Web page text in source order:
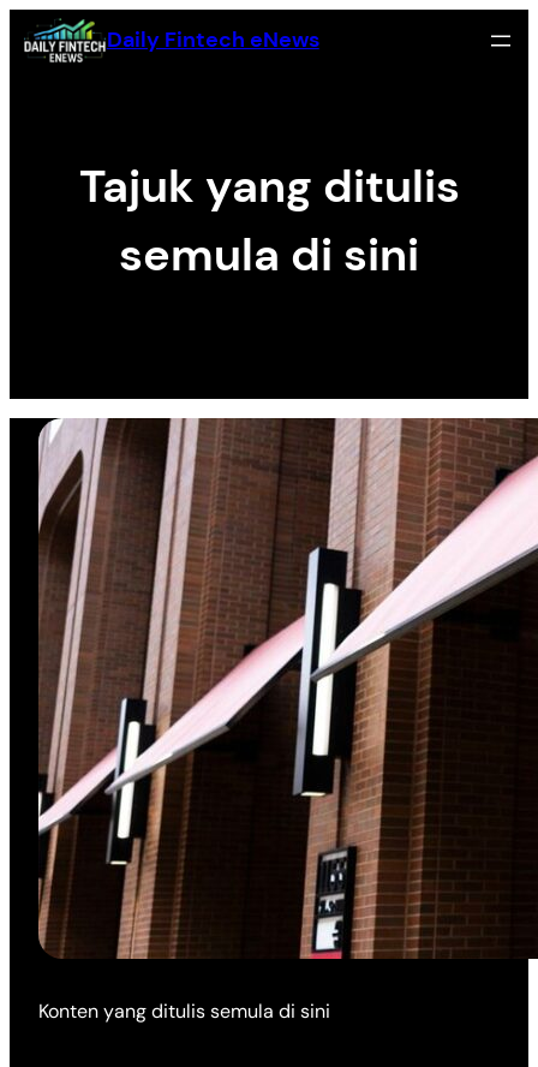
Skip
to
Daily Fintech eNews
Tajuk yang ditulis
semula di sini
Konten yang ditulis semula di sini